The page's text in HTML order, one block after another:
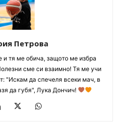
Петрова
тя ме обича, защото ме избра
сме си взаимно! Тя ме учи
"Искам да спечеля всеки мач, в
да губя", Лука Дончич!